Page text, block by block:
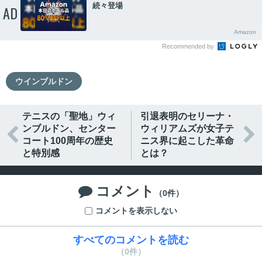
AD
続々登場
Amazon
Recommended by
ウインブルドン

テニスの「聖地」ウィ
ンブルドン、センター
コート100周年の歴史
と特別感
引退表明のセリーナ・
ウィリアムズが女子テ
ニス界に起こした革命
とは？

 コメント
（0件）
コメントを表示しない
すべてのコメントを読む
（0件）